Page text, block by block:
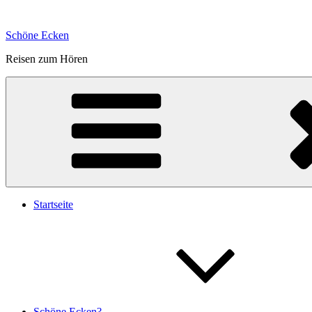
springen
Schöne Ecken
Reisen zum Hören
Startseite